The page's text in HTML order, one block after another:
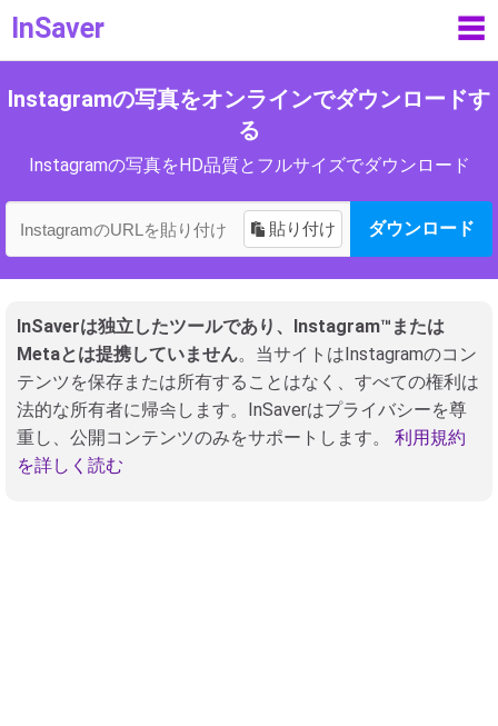
InSaver ☰
Instagramの写真をオンラインでダウンロードす
る
Instagramの写真をHD品質とフルサイズでダウンロード
貼り付け ダウンロード
InSaverは独立したツールであり、Instagram™または
Metaとは提携していません。当サイトはInstagramのコン
テンツを保存または所有することはなく、すべての権利は
法的な所有者に帰속します。InSaverはプライバシーを尊
重し、公開コンテンツのみをサポートします。 利用規約
を詳しく読む